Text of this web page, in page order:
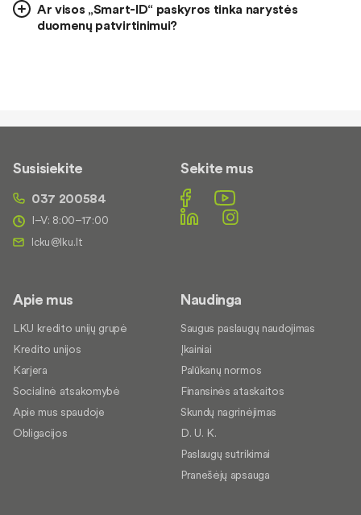
Ar visos „Smart-ID“ paskyros tinka narystės
duomenų patvirtinimui?
Susisiekite
037 200584
I–V: 8:00–17:00
Sekite mus
Apie mus
LKU kredito unijų grupė
Kredito unijos
Karjera
Socialinė atsakomybė
Apie mus spaudoje
Obligacijos
Naudinga
Saugus paslaugų naudojimas
Įkainiai
Palūkanų normos
Finansinės ataskaitos
Skundų nagrinėjimas
D. U. K.
Paslaugų sutrikimai
Pranešėjų apsauga